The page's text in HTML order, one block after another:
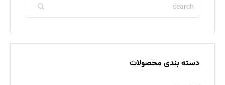
دسته بندی محصولات